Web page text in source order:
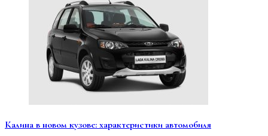
Калина в новом кузове: характеристики автомобиля